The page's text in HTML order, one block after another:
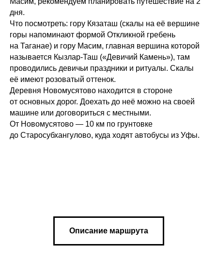
дня.
Что посмотреть: гору Кязаташ (скалы на её вершине
горы напоминают формой Откликной гребень
на Таганае) и гору Масим, главная вершина которой
называется Кызлар-Таш («Девичий Камень»), там
проводились девичьи праздники и ритуалы. Скалы
её имеют розоватый оттенок.
Деревня Новомусятово находится в стороне
от основных дорог. Доехать до неё можно на своей
машине или договориться с местными.
От Новомусятово — 10 км по грунтовке
до Старосубхангулово, куда ходят автобусы из Уфы.
Описание маршрута